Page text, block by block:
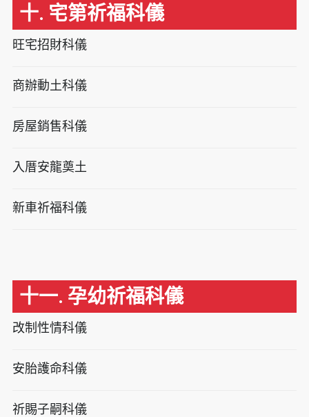
十. 宅第祈福科儀
旺宅招財科儀
商辦動土科儀
房屋銷售科儀
入厝安龍奠土
新車祈福科儀
十一. 孕幼祈福科儀
改制性情科儀
安胎護命科儀
祈賜子嗣科儀